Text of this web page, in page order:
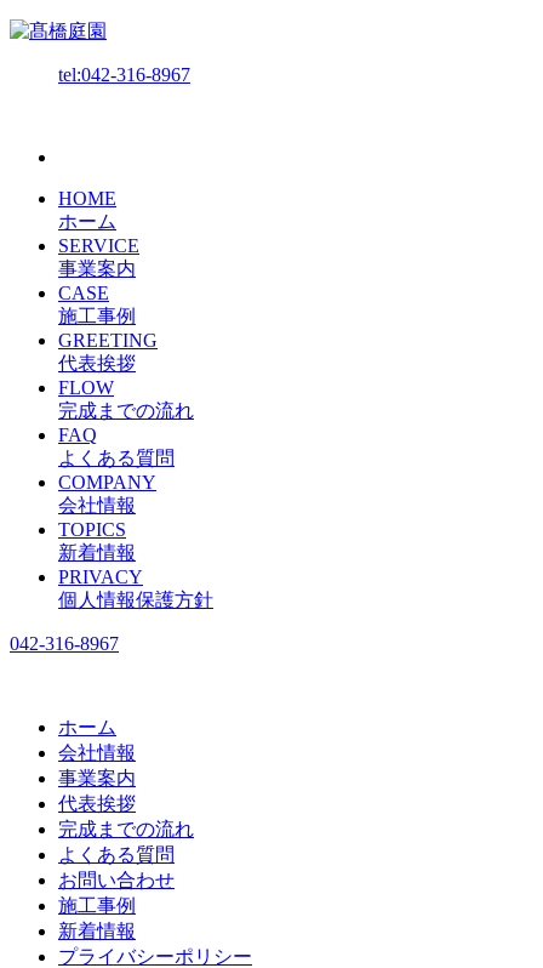
tel:042-316-8967
HOME
ホーム
SERVICE
事業案内
CASE
施工事例
GREETING
代表挨拶
FLOW
完成までの流れ
FAQ
よくある質問
COMPANY
会社情報
TOPICS
新着情報
PRIVACY
個人情報保護方針
042-316-8967
ホーム
会社情報
事業案内
代表挨拶
完成までの流れ
よくある質問
お問い合わせ
施工事例
新着情報
プライバシーポリシー